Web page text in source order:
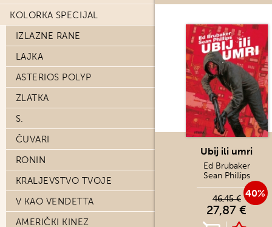
KOLORKA SPECIJAL
IZLAZNE RANE
LAJKA
ASTERIOS POLYP
ZLATKA
S.
ČUVARI
RONIN
KRALJEVSTVO TVOJE
V KAO VENDETTA
AMERIČKI KINEZ
Ubij ili umri
Ed Brubaker
Sean Phillips
40%
46,45 €
27,87 €